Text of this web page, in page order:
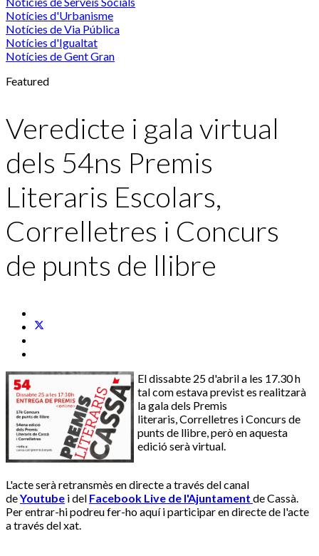
Notícies d'Urbanisme
Notícies de Via Pública
Notícies d'Igualtat
Notícies de Gent Gran
Featured
Veredicte i gala virtual
dels 54ns Premis
Literaris Escolars,
Correlletres i Concurs
de punts de llibre
El dissabte 25 d'abril a les 17.30 h
tal com estava previst es realitzarà
la gala dels Premis
literaris,Correlletres i Concurs de
punts de llibre, però en aquesta
edició serà virtual.
L'acte serà retransmès en directe a través del canal
deYoutube i del Facebook Live de l'Ajuntament de Cassà.
Per entrar-hi podreu fer-ho aquí i participar en directe de l'acte
a través del xat.